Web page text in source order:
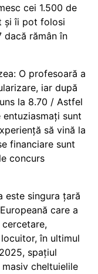
cei 1.500 de
și îi pot folosi
dacă rămân în
O profesoară a
iar după
la 8.70 / Astfel
sunt
să vină la
financiare sunt
concurs
este singura țară
care a
în ultimul
spațiul
cheltuielile